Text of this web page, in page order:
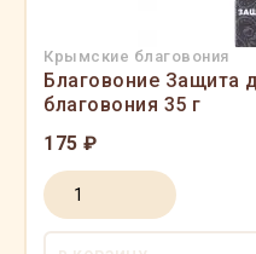
Крымские благовония
Благовоние Защита
благовония 35 г
175 ₽